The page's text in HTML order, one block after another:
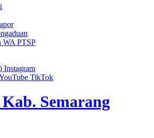
WA PTSP
Instagram
TikTok
Semarang